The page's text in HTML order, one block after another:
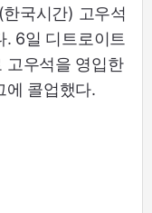
국시간) 고우석
. 6일 디트로이트
고우석을 영입한
에 콜업했다.